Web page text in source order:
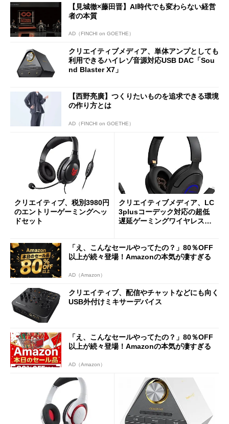
【見城徹×藤田晋】AI時代でも変わらない経営
者の本質
AD（FINCHI on GOETHE）
クリエイティブメディア、単体アンプとしても
利用できるハイレゾ音源対応USB DAC「Sou
nd Blaster X7」
【西野亮廣】つくりたいものを追求できる環境
の作り方とは
AD（FINCHI on GOETHE）
クリエイティブ、税別3980円
のエントリーゲーミングヘッ
ドセット
クリエイティブメディア、LC
3plusコーデック対応の超低
遅延ゲーミングワイヤレスヘ
「え、こんなセールやってたの？」80％OFF
以上が続々登場！Amazonの本気が凄すぎる
AD（Amazon）
クリエイティブ、配信やチャットなどにも向く
USB外付けミキサーデバイス
「え、こんなセールやってたの？」80％OFF
以上が続々登場！Amazonの本気が凄すぎる
AD（Amazon）